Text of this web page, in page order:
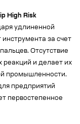
High Risk
удлиненной
за счет
Отсутствие
реакций и делает их
промышленности.
предприятий
первостепенное